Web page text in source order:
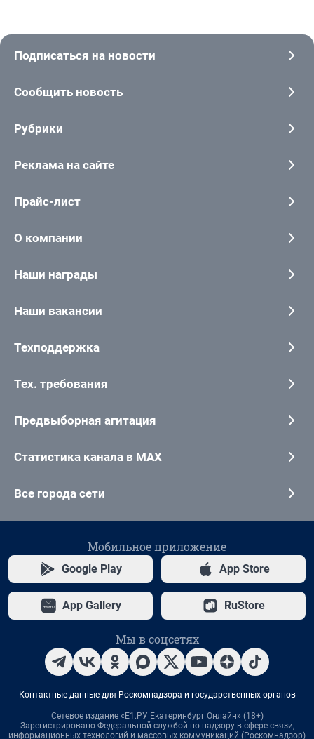
Подписаться на новости
Сообщить новость
Рубрики
Реклама на сайте
Прайс-лист
О компании
Наши награды
Наши вакансии
Техподдержка
Тех. требования
Предвыборная агитация
Статистика канала в MAX
Все города сети
Мобильное приложение
Google Play App Store
App Gallery RuStore
Мы в соцсетях
Контактные данные для Роскомнадзора и государственных органов
Сетевое издание «Е1.РУ Екатеринбург Онлайн» (18+)
Зарегистрировано Федеральной службой по надзору в сфере связи,
информационных технологий и массовых коммуникаций (Роскомнадзор)